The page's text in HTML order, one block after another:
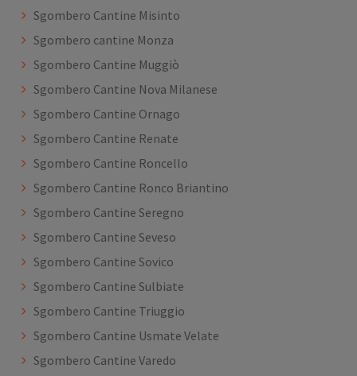
Sgombero Cantine Misinto
Sgombero cantine Monza
Sgombero Cantine Muggiò
Sgombero Cantine Nova Milanese
Sgombero Cantine Ornago
Sgombero Cantine Renate
Sgombero Cantine Roncello
Sgombero Cantine Ronco Briantino
Sgombero Cantine Seregno
Sgombero Cantine Seveso
Sgombero Cantine Sovico
Sgombero Cantine Sulbiate
Sgombero Cantine Triuggio
Sgombero Cantine Usmate Velate
Sgombero Cantine Varedo